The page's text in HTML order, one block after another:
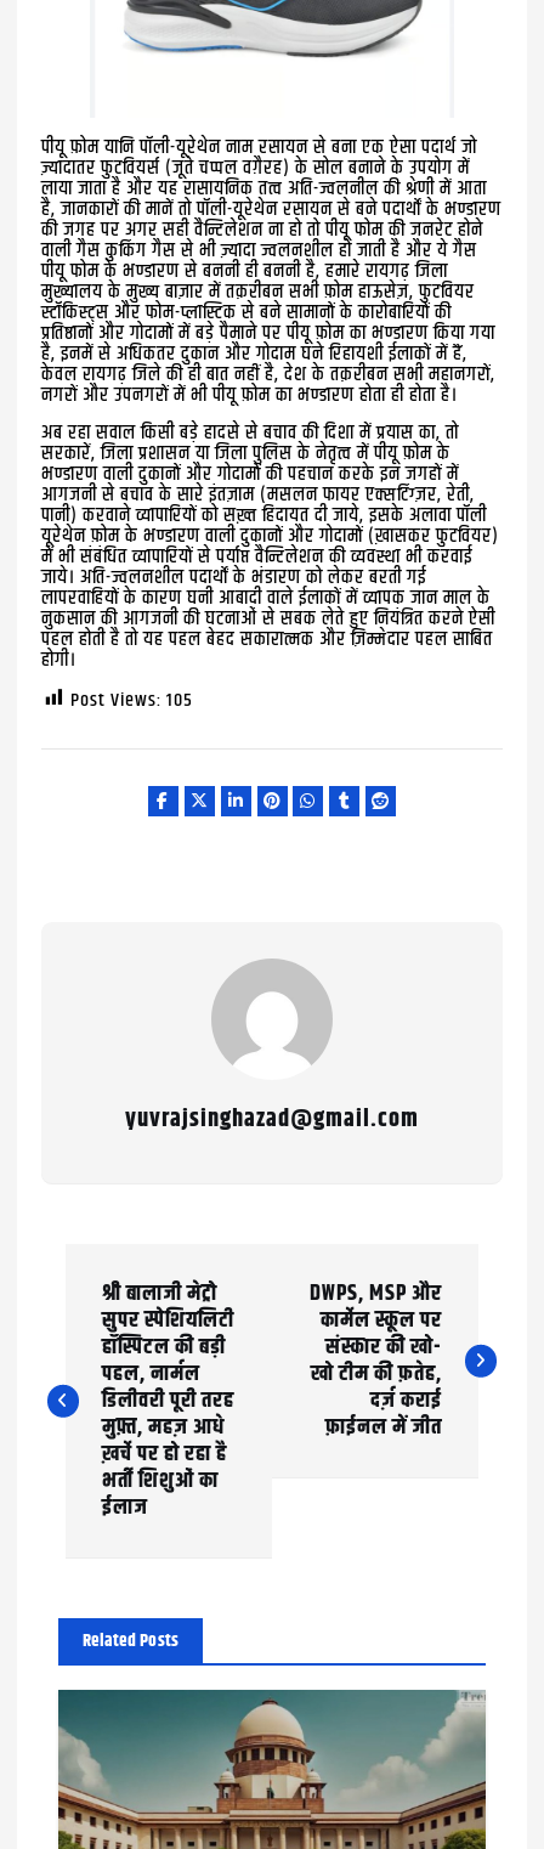
पीयू फ़ोम यानि पाॅली-यूरेथेन नाम रसायन से बना एक ऐसा पदार्थ जो
ज़्यादातर फुटवियर्स (जूते चप्पल वग़ैरह) के सोल बनाने के उपयोग में
लाया जाता है और यह रासायनिक तत्व अति-ज्वलनील की श्रेणी में आता
है, जानकारों की मानें तो पाॅली-यूरेथेन रसायन से बने पदार्थों के भण्डारण
की जगह पर अगर सही वैन्टिलेशन ना हो तो पीयू फोम की जनरेट होने
वाली गैस कुकिंग गैस से भी ज़्यादा ज्वलनशील हो जाती है और ये गैस
पीयू फोम के भण्डारण से बननी ही बननी है, हमारे रायगढ़ जिला
मुख्यालय के मुख्य बाज़ार में तक़रीबन सभी फ़ोम हाऊसेज़, फुटवियर
स्टाॅकिस्ट्स और फोम-प्लास्टिक से बने सामानों के कारोबारियों की
प्रतिष्ठानों और गोदामों में बड़े पैमाने पर पीयू फ़ोम का भण्डारण किया गया
है, इनमें से अधिकतर दुकान और गोदाम घने रिहायशी ईलाकों में हैं,
केवल रायगढ़ जिले की ही बात नहीं है, देश के तक़रीबन सभी महानगरों,
नगरों और उपनगरों में भी पीयू फ़ोम का भण्डारण होता ही होता है।
अब रहा सवाल किसी बड़े हादसे से बचाव की दिशा में प्रयास का, तो
सरकारें, जिला प्रशासन या जिला पुलिस के नेतृत्व में पीयू फ़ोम के
भण्डारण वाली दुकानों और गोदामों की पहचान करके इन जगहों में
आगजनी से बचाव के सारे इंतज़ाम (मसलन फायर एक्सटिंग्ज़र, रेती,
पानी) करवाने व्यापारियों को सख़्त हिदायत दी जाये, इसके अलावा पाॅली
यूरेथेन फ़ोम के भण्डारण वाली दुकानों और गोदामों (ख़ासकर फुटवियर)
में भी संबंधित व्यापारियों से पर्याप्त वैन्टिलेशन की व्यवस्था भी करवाई
जाये। अति-ज्वलनशील पदार्थों के भंडारण को लेकर बरती गई
लापरवाहियों के कारण घनी आबादी वाले ईलाकों में व्यापक जान माल के
नुकसान की आगजनी की घटनाओं से सबक लेते हुए नियंत्रित करने ऐसी
पहल होती है तो यह पहल बेहद सकारात्मक और ज़िम्मेदार पहल साबित
होगी।
Post Views: 105
yuvrajsinghazad@gmail.com
t
g
a
श्री बालाजी मेट्रो
सुपर स्पेशियलिटी
हॉस्पिटल की बड़ी
पहल, नार्मल
डिलीवरी पूरी तरह
मुफ़्त, महज़ आधे
ख़र्चे पर हो रहा है
भर्ती शिशुओं का
ईलाज
DWPS, MSP और
कार्मेल स्कूल पर
संस्कार की खो-
खो टीम की फ़तेह,
दर्ज़ कराई
फ़ाईनल में जीत
Related Posts